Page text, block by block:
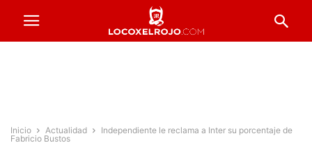
Inicio Actualidad
Independiente le reclama a Inter su porcentaje de
Fabricio Bustos